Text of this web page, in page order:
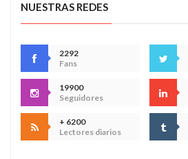
NUESTRAS REDES
2292
Fans
19900
Seguidores
+ 6200
Lectores diarios